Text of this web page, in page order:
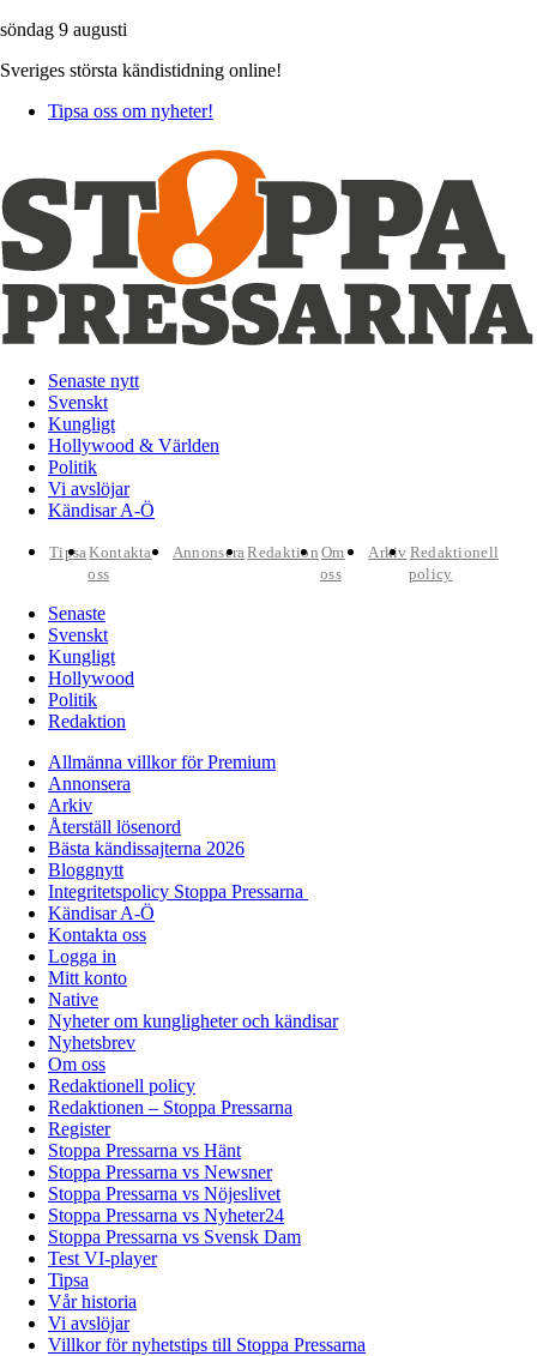
söndag 9 augusti
Sveriges största kändistidning online!
Tipsa oss om nyheter!
Senaste nytt
Svenskt
Kungligt
Hollywood & Världen
Politik
Vi avslöjar
Kändisar A-Ö
TipsaKontakta
oss
AnnonseraRedaktion Om
oss
Arkiv Redaktionell
policy
Senaste
Svenskt
Kungligt
Hollywood
Politik
Redaktion
Allmänna villkor för Premium
Annonsera
Arkiv
Återställ lösenord
Bästa kändissajterna 2026
Bloggnytt
Integritetspolicy Stoppa Pressarna
Kändisar A-Ö
Kontakta oss
Logga in
Mitt konto
Native
Nyheter om kungligheter och kändisar
Nyhetsbrev
Om oss
Redaktionell policy
Redaktionen – Stoppa Pressarna
Register
Stoppa Pressarna vs Hänt
Stoppa Pressarna vs Newsner
Stoppa Pressarna vs Nöjeslivet
Stoppa Pressarna vs Nyheter24
Stoppa Pressarna vs Svensk Dam
Test VI-player
Tipsa
Vår historia
Vi avslöjar
Villkor för nyhetstips till Stoppa Pressarna